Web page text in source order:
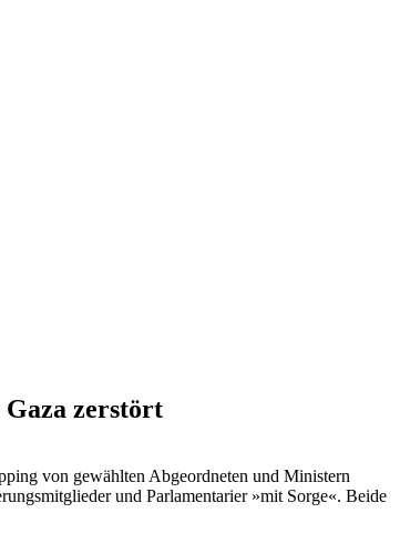
Gaza zerstört
von gewählten Abgeordneten und Ministern
und Parlamentarier »mit Sorge«. Beide